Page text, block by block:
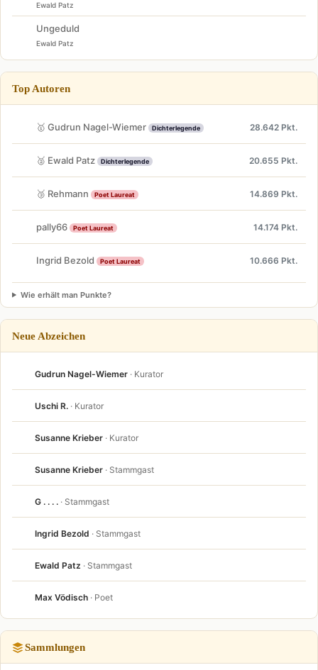
Ewald Patz
Ungeduld
Ewald Patz
Top Autoren
🥇 Gudrun Nagel-Wiemer Dichterlegende 28.642 Pkt.
🥈 Ewald Patz Dichterlegende 20.655 Pkt.
🥉 Rehmann Poet Laureat 14.869 Pkt.
pally66 Poet Laureat 14.174 Pkt.
Ingrid Bezold Poet Laureat 10.666 Pkt.
Wie erhält man Punkte?
Neue Abzeichen
Gudrun Nagel-Wiemer · Kurator
Uschi R. · Kurator
Susanne Krieber · Kurator
Susanne Krieber · Stammgast
G . . . . · Stammgast
Ingrid Bezold · Stammgast
Ewald Patz · Stammgast
Max Vödisch · Poet
Sammlungen